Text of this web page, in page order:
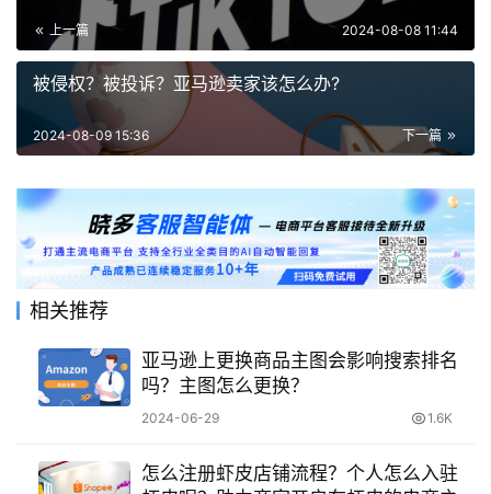
上一篇 2024-08-08 11:44
被侵权？被投诉？亚马逊卖家该怎么办?
下一篇
2024-08-09 15:36
相关推荐
亚马逊上更换商品主图会影响搜索排名
吗？主图怎么更换？
2024-06-29 1.6K
怎么注册虾皮店铺流程？个人怎么入驻